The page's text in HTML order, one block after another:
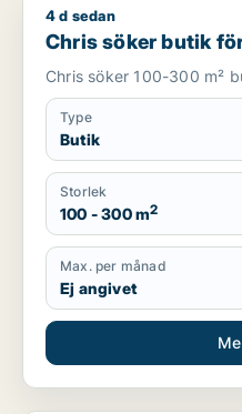
Chris söker butik för
4 d sedan
Chris söker butik
Chris söker 100-300 m²
Type
Butik
Storlek
100 - 300 m2
Max. per månad
Ej angivet